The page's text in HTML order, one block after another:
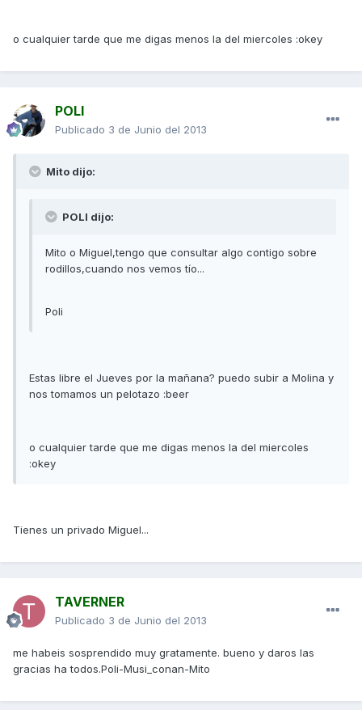
o cualquier tarde que me digas menos la del miercoles :okey
POLI
Publicado 3 de Junio del 2013
Mito dijo:
POLI dijo:
Mito o Miguel,tengo que consultar algo contigo sobre
rodillos,cuando nos vemos tío...
Poli
Estas libre el Jueves por la mañana? puedo subir a Molina y
nos tomamos un pelotazo :beer
o cualquier tarde que me digas menos la del miercoles
:okey
Tienes un privado Miguel...
TAVERNER
Publicado 3 de Junio del 2013
me habeis sosprendido muy gratamente. bueno y daros las
gracias ha todos.Poli-Musi_conan-Mito